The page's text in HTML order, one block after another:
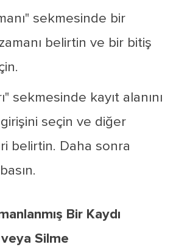
sekmesinde bir
belirtin ve bir bitiş
sekmesinde kayıt alanını
seçin ve diğer
belirtin. Daha sonra
Bir Kaydı
Silme